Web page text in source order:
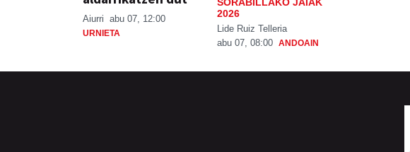
Aiurri abu 07, 12:00
URNIETA
2026
Lide Ruiz Telleria
abu 07, 08:00 ANDOAIN